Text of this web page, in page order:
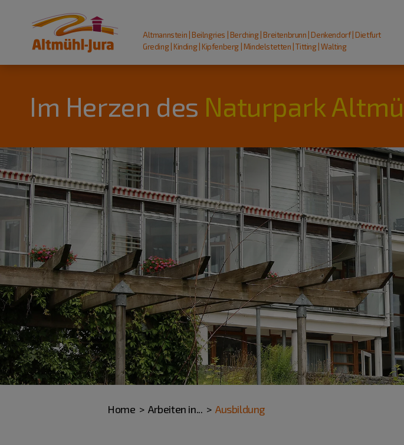
Altmannstein | Beilngries | Berching | Breitenbrunn | Denkendorf | Dietfurt
Greding | Kinding | Kipfenberg | Mindelstetten | Titting | Walting
Im Herzen des Naturpark
Home Arbeiten in... Ausbildung